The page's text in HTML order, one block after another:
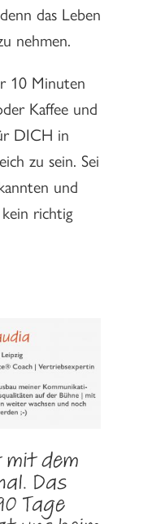
das Leben
nehmen.
10 Minuten
Kaffee und
DICH in
zu sein. Sei
und
richtig
dem
Das
Tage